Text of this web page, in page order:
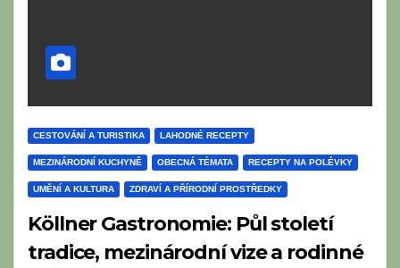
CESTOVÁNÍ A TURISTIKA LAHODNÉ RECEPTY
MEZINÁRODNÍ KUCHYNĚ OBECNÁ TÉMATA RECEPTY NA POLÉVKY
UMĚNÍ A KULTURA ZDRAVÍ A PŘÍRODNÍ PROSTŘEDKY
Köllner Gastronomie: Půl století
tradice, mezinárodní vize a rodinné